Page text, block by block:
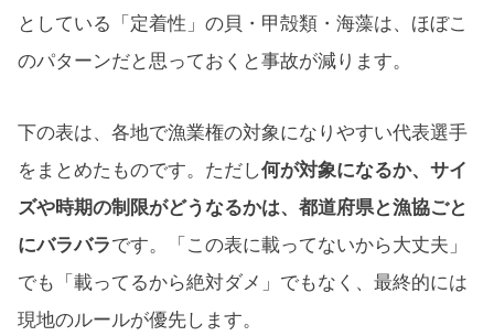
としている「定着性」の貝・甲殻類・海藻は、ほぼこ
のパターンだと思っておくと事故が減ります。
下の表は、各地で漁業権の対象になりやすい代表選手
をまとめたものです。ただし何が対象になるか、サイ
ズや時期の制限がどうなるかは、都道府県と漁協ごと
にバラバラです。「この表に載ってないから大丈夫」
でも「載ってるから絶対ダメ」でもなく、最終的には
現地のルールが優先します。